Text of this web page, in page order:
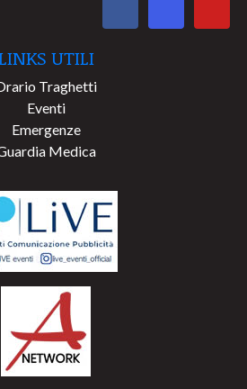
UTILI
Traghetti
Eventi
Emergenze
Medica